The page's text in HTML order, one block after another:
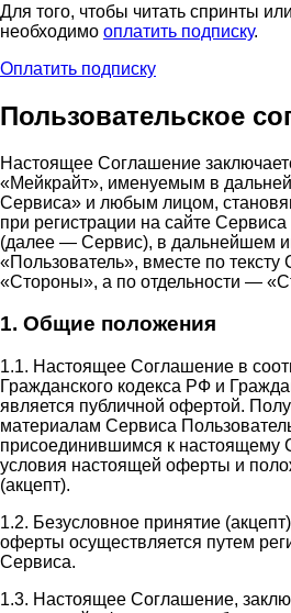
Для того, чтобы читать спринты
необходимо оплатить подписку.
Оплатить подписку
Пользовательское
Настоящее Соглашение
«Мейкрайт», именуемым в
Сервиса» и любым лицом,
при регистрации на сайте
(далее — Сервис), в дальнейшем
«Пользователь», вместе по
«Стороны», а по отдельности —
1. Общие положения
1.1. Настоящее Соглашение в
Гражданского кодекса РФ и
является публичной офертой.
материалам Сервиса
присоединившимся к настоящему
условия настоящей оферты и
(акцепт).
1.2. Безусловное принятие
оферты осуществляется путем
Сервиса.
1.3. Настоящее Соглашение,